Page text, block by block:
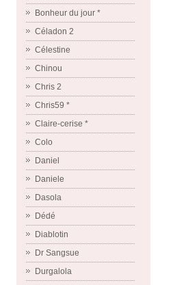
Bonheur du jour *
Céladon 2
Célestine
Chinou
Chris 2
Chris59 *
Claire-cerise *
Colo
Daniel
Daniele
Dasola
Dédé
Diablotin
Dr Sangsue
Durgalola